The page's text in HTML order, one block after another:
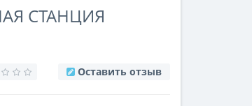
СТАНЦИЯ
Оставить отзыв